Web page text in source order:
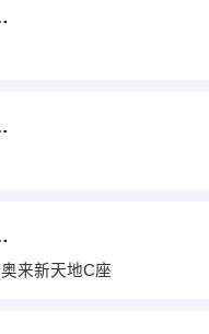
公司
公司
公司
来新天地C座